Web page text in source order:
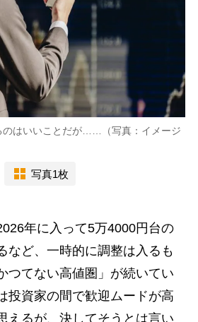
のはいいことだが……（写真：イメージ
写真1枚
年に入って5万4000円台の
など、一時的に調整は入るも
つてない高値圏」が続いてい
投資家の間で歓迎ムードが高
えるが、決してそうとは言い